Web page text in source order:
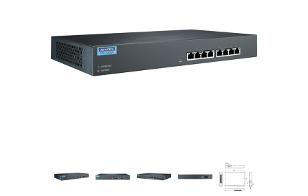
IP, WLAN & GSM Sensorik
Datenlogger
IoT - Internet of Things
Remote I/O
IPC, Industrielle Netzwerktechnik & WLAN
Industrielle Netzwerktechnik / Kommunikation
Industrielle Computer
CompleTech
Contemporary Controls
Fokus Technologies